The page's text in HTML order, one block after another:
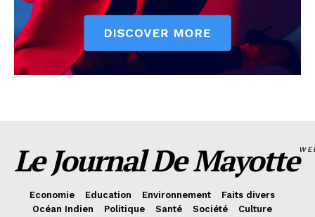
Le Journal De Mayotte
Economie Education Environnement
Faits divers
Océan Indien
Politique Santé Société
Culture